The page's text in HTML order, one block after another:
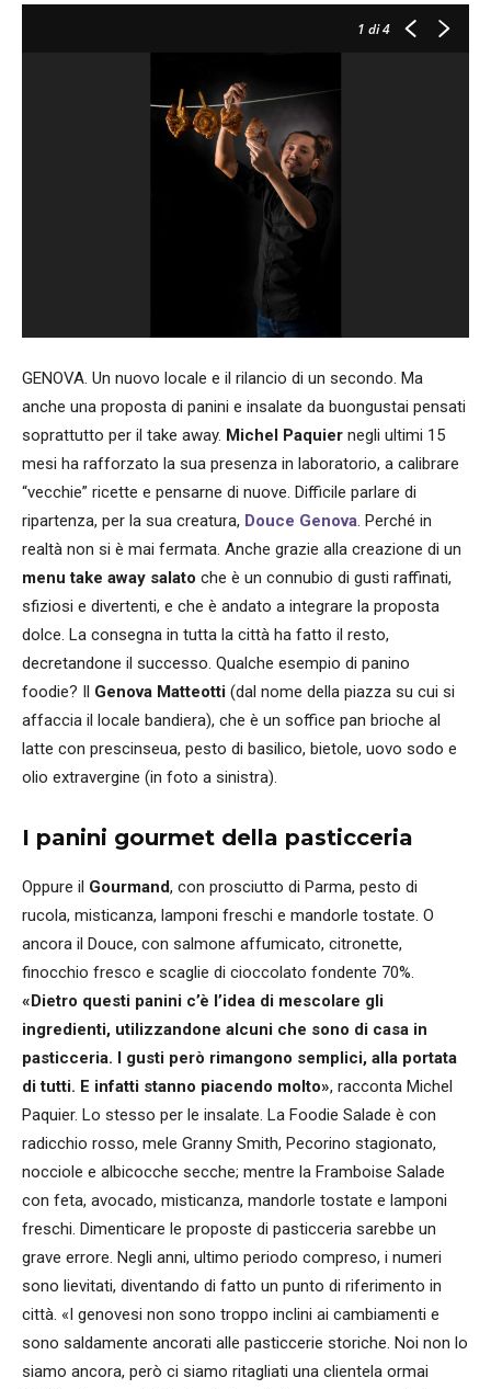
1 di 4
GENOVA. Un nuovo locale e il rilancio di un secondo. Ma
anche una proposta di panini e insalate da buongustai pensati
soprattutto per il take away. Michel Paquier negli ultimi 15
mesi ha rafforzato la sua presenza in laboratorio, a calibrare
“vecchie” ricette e pensarne di nuove. Difficile parlare di
ripartenza, per la sua creatura, Douce Genova. Perché in
realtà non si è mai fermata. Anche grazie alla creazione di un
menu take away salato che è un connubio di gusti raffinati,
sfiziosi e divertenti, e che è andato a integrare la proposta
dolce. La consegna in tutta la città ha fatto il resto,
decretandone il successo. Qualche esempio di panino
foodie? Il Genova Matteotti (dal nome della piazza su cui si
affaccia il locale bandiera), che è un soffice pan brioche al
latte con prescinseua, pesto di basilico, bietole, uovo sodo e
olio extravergine (in foto a sinistra).
I panini gourmet della pasticceria
Oppure il Gourmand, con prosciutto di Parma, pesto di
rucola, misticanza, lamponi freschi e mandorle tostate. O
ancora il Douce, con salmone affumicato, citronette,
finocchio fresco e scaglie di cioccolato fondente 70%.
«Dietro questi panini c’è l’idea di mescolare gli
ingredienti, utilizzandone alcuni che sono di casa in
pasticceria. I gusti però rimangono semplici, alla portata
di tutti. E infatti stanno piacendo molto», racconta Michel
Paquier. Lo stesso per le insalate. La Foodie Salade è con
radicchio rosso, mele Granny Smith, Pecorino stagionato,
nocciole e albicocche secche; mentre la Framboise Salade
con feta, avocado, misticanza, mandorle tostate e lamponi
freschi. Dimenticare le proposte di pasticceria sarebbe un
grave errore. Negli anni, ultimo periodo compreso, i numeri
sono lievitati, diventando di fatto un punto di riferimento in
città. «I genovesi non sono troppo inclini ai cambiamenti e
sono saldamente ancorati alle pasticcerie storiche. Noi non lo
siamo ancora, però ci siamo ritagliati una clientela ormai